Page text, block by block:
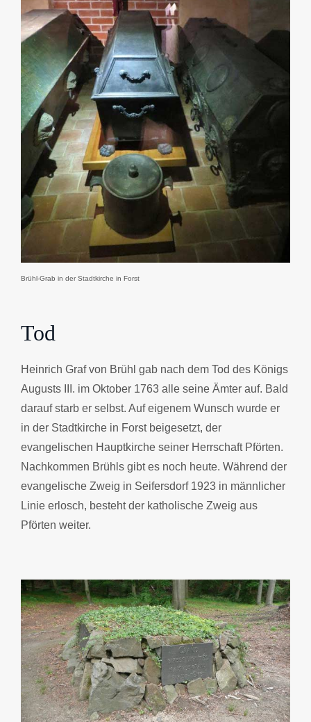
Brühl-Grab in der Stadtkirche in Forst
Tod
Heinrich Graf von Brühl gab nach dem Tod des Königs
Augusts III. im Oktober 1763 alle seine Ämter auf. Bald
darauf starb er selbst. Auf eigenem Wunsch wurde er
in der Stadtkirche in Forst beigesetzt, der
evangelischen Hauptkirche seiner Herrschaft Pförten.
Nachkommen Brühls gibt es noch heute. Während der
evangelische Zweig in Seifersdorf 1923 in männlicher
Linie erlosch, besteht der katholische Zweig aus
Pförten weiter.